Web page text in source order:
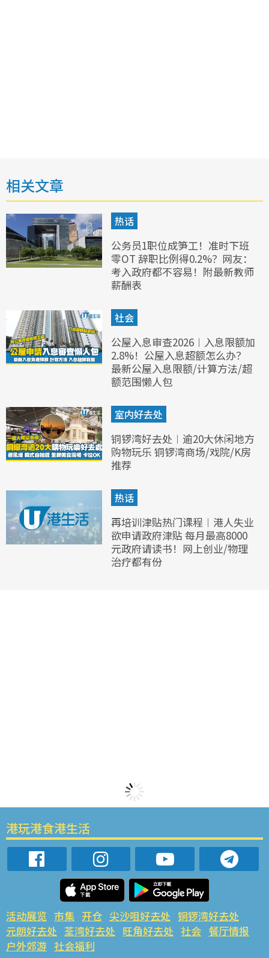
相关文章
热话
公务员1职位成笋工！准时下班
零OT 辞职比例得0.2%？网友：
考入政府都不容易！附最新教师
薪酬表
社会
公屋入息审查2026︱入息限额加
2.8%！公屋入息超额怎么办？
最新公屋入息限额/计算方法/超
额范围懒人包
室内好去处
铜锣湾好去处︱逾20大休闲地方
购物玩乐 铜锣湾商场/戏院/K房
推荐
热话
再培训津贴热门课程︱港人失业
欲申请政府津贴 每月最高8000
元政府请读书！网上创业/物理
治疗都有份
港玩港食港生活
活动展览 市集 开仓 尖沙咀好去处 铜锣湾好去处
元朗好去处 荃湾好去处 旺角好去处 社会 餐厅情报
户外郊游 社会福利